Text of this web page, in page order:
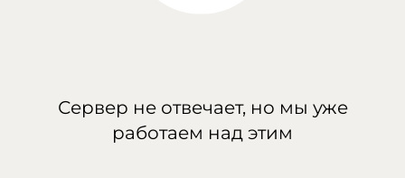
Сервер не отвечает, но мы уже
работаем над этим